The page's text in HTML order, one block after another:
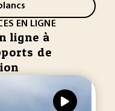
EN LIGNE
ligne à
de